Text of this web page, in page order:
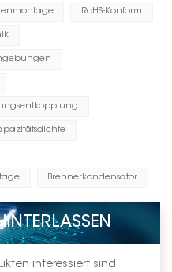
RoHS-Konform
Brennerkondensator
interessiert sind